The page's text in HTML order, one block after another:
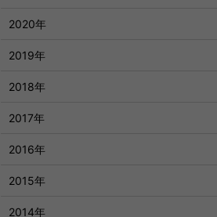
2020年
2019年
2018年
2017年
2016年
2015年
2014年